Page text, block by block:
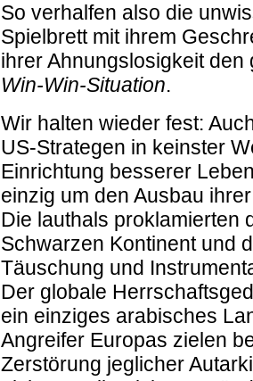
So verhalfen also die
Spielbrett mit ihrem
ihrer Ahnungslosigkeit
Win-Win-Situation.
Wir halten wieder fest:
US-Strategen in keinster
Einrichtung besserer
einzig um den Ausbau
Die lauthals proklamierten
Schwarzen Kontinent und
Täuschung und
Der globale
ein einziges arabisches
Angreifer Europas zielen
Zerstörung jeglicher